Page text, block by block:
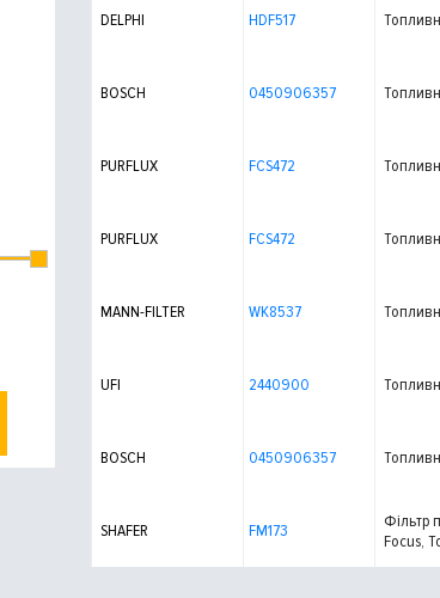
DELPHI HDF517
BOSCH 0450906357
PURFLUX FCS472
PURFLUX FCS472
MANN-FILTER WK8537
UFI 2440900
BOSCH 0450906357
SHAFER FM173
Фільтр
Focus,